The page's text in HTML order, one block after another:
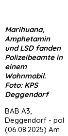
Marihuana,
Amphetamin
und LSD fanden
Polizeibeamte in
einem
Wohnmobil.
Foto: KPS
Deggendorf
BAB A3,
Deggendorf - pol
(06.08.2025) Am